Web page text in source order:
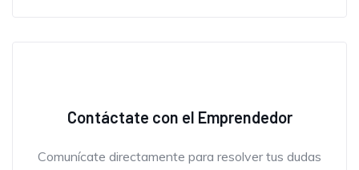
Contáctate con el Emprendedor
Comunícate directamente para resolver tus dudas